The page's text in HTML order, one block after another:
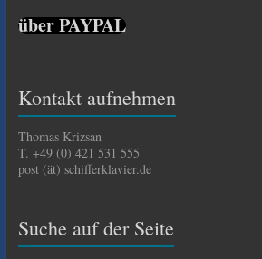
über PAYPAL
Kontakt aufnehmen
Thomas Krizsan
T. +49 (0) 421 531 555
post (ät) schifferklavier.de
Suche auf der Seite